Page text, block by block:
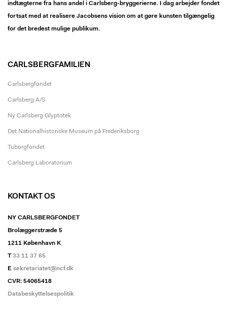
indtægterne fra hans andel i Carlsberg-bryggerierne. I dag arbejder fondet
fortsat med at realisere Jacobsens vision om at gøre kunsten tilgængelig
for det bredest mulige publikum.
CARLSBERGFAMILIEN
Carlsbergfondet
Carlsberg A/S
Ny Carlsberg Glyptotek
Det Nationalhistoriske Museum på Frederiksborg
Tuborgfondet
Carlsberg Laboratorium
KONTAKT OS
NY CARLSBERGFONDET
Brolæggerstræde 5
1211 København K
T33 11 37 65
E sekretariatet@ncf.dk
CVR: 54065418
Databeskyttelsespolitik